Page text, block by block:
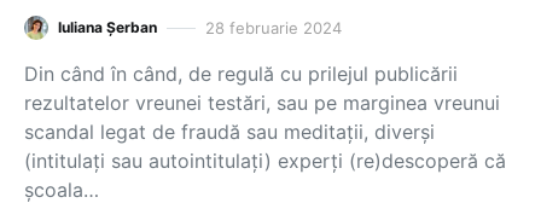
Iuliana Șerban 28 februarie 2024
Din când în când, de regulă cu prilejul publicării
rezultatelor vreunei testări, sau pe marginea vreunui
scandal legat de fraudă sau meditații, diverși
(intitulați sau autointitulați) experți (re)descoperă că
școala…